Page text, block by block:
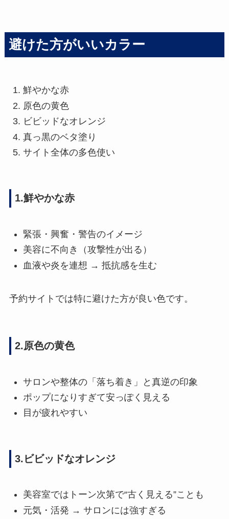
避けた方がいいカラー
鮮やかな赤
原色の黄色
ビビッドなオレンジ
真っ黒のベタ塗り
サイト全体の多色使い
1.鮮やかな赤
緊張・興奮・警告のイメージ
美容に不向き（攻撃性が出る）
血液や炎を連想 → 抵抗感を生む
予約サイトでは特に避けた方が良い色です。
2.原色の黄色
サロンや整体の「落ち着き」と真逆の印象
ポップになりすぎて安っぽく見える
目が疲れやすい
3.ビビッドなオレンジ
美容室ではトーン次第で“古く見える”ことも
元気・活発 → サロンには強すぎる